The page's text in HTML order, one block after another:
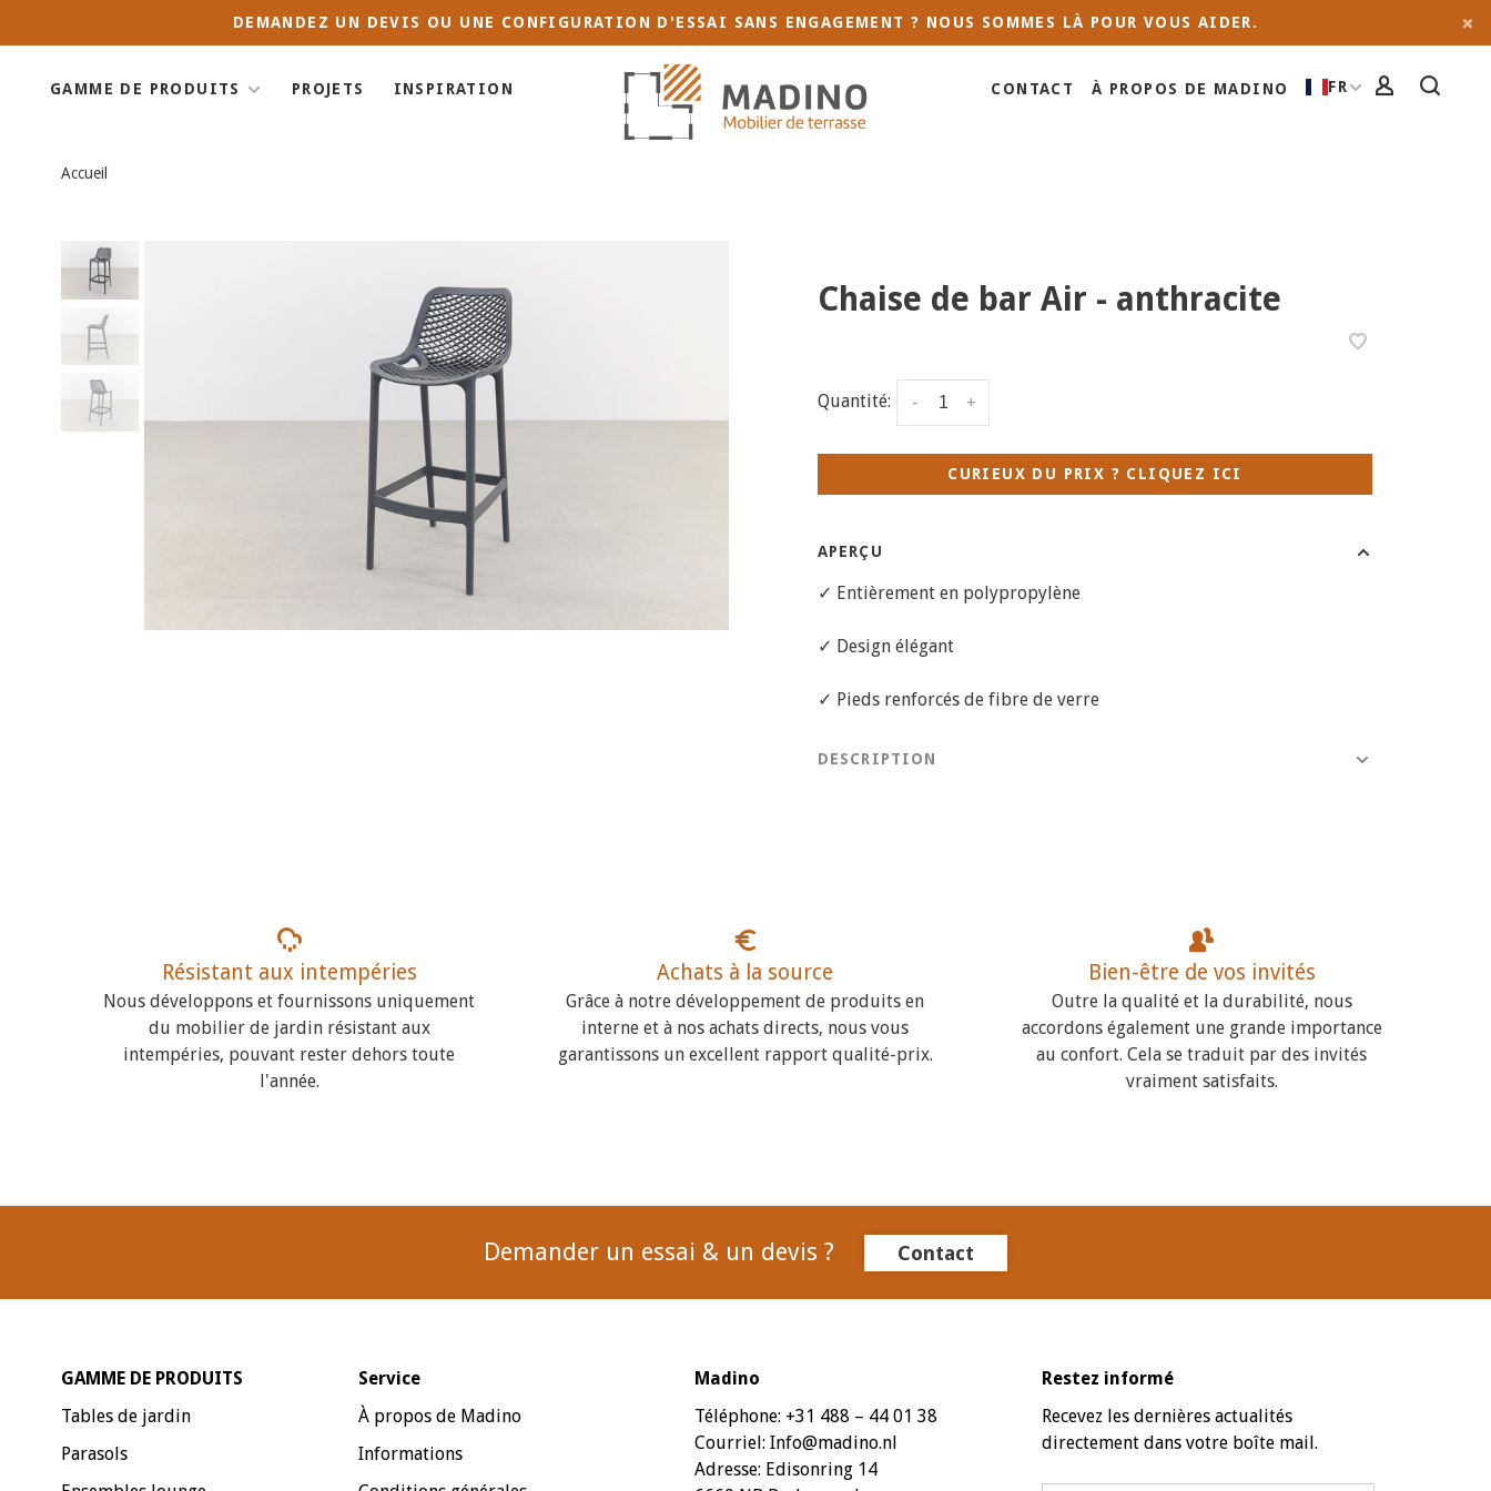
DEMANDEZ UN DEVIS OU UNE CONFIGURATION D'ESSAI SANS ENGAGEMENT ? NOUS SOMMES LÀ POUR VOUS AIDER.
GAMME DE PRODUITS PROJETS INSPIRATION CONTACT À PROPOS DE MADINO FR
Accueil
Chaise de bar Air - anthracite
Quantité: +
-
CURIEUX DU PRIX ? CLIQUEZ ICI
APERÇU
✓ Entièrement en polypropylène
✓ Design élégant
✓ Pieds renforcés de fibre de verre
DESCRIPTION
Résistant aux intempéries
Nous développons et fournissons uniquement
du mobilier de jardin résistant aux
intempéries, pouvant rester dehors toute
l'année.
Achats à la source
Grâce à notre développement de produits en
interne et à nos achats directs, nous vous
garantissons un excellent rapport qualité-prix.
Bien-être de vos invités
Outre la qualité et la durabilité, nous
accordons également une grande importance
au confort. Cela se traduit par des invités
vraiment satisfaits.
Demander un essai & un devis ? Contact
GAMME DE PRODUITS
Tables de jardin
Parasols
Service
À propos de Madino
Informations
Madino
Téléphone: +31 488 – 44 01 38
Courriel: Info@madino.nl
Adresse: Edisonring 14
Restez informé
Recevez les dernières actualités
directement dans votre boîte mail.